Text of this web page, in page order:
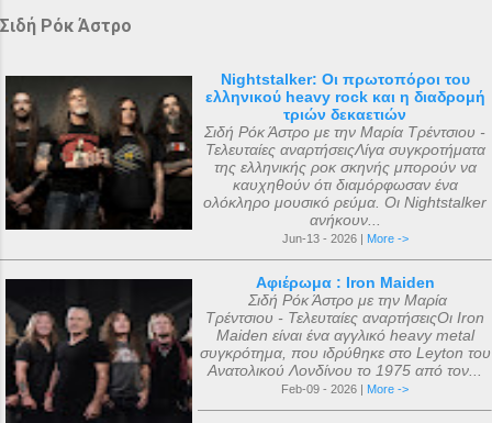
Σιδή Ρόκ Άστρο
Nightstalker: Οι πρωτοπόροι του
ελληνικού heavy rock και η διαδρομή
τριών δεκαετιών
Σιδή Ρόκ Άστρο με την Μαρία Τρέντσιου -
Τελευταίες αναρτήσειςΛίγα συγκροτήματα
της ελληνικής ροκ σκηνής μπορούν να
καυχηθούν ότι διαμόρφωσαν ένα
ολόκληρο μουσικό ρεύμα. Οι Nightstalker
ανήκουν...
Jun-13 - 2026 | More ->
Αφιέρωμα : Iron Maiden
Σιδή Ρόκ Άστρο με την Μαρία
Τρέντσιου - Τελευταίες αναρτήσειςΟι Iron
Maiden είναι ένα αγγλικό heavy metal
συγκρότημα, που ιδρύθηκε στο Leyton του
Ανατολικού Λονδίνου το 1975 από τον...
Feb-09 - 2026 | More ->